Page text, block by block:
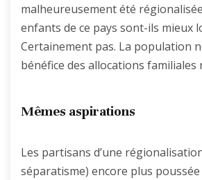
malheureusement été
enfants de ce pays sont-ils mieux
Certainement pas. La population
bénéfice des allocations familiales
Mêmes aspirations
Les partisans d’une
séparatisme) encore plus